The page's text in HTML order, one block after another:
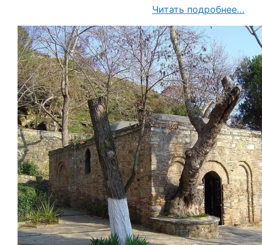
Читать подробнее…